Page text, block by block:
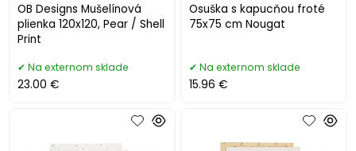
OB Designs Mušelínová
plienka 120x120, Pear / Shell
Print
Na externom sklade
23.00 €
Osuška s kapucňou froté
75x75 cm Nougat
Na externom sklade
15.96 €